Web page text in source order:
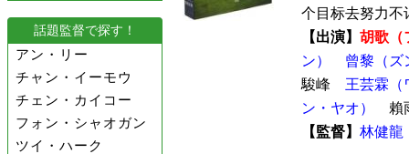
話題監督で探す！
アン・リー
チャン・イーモウ
チェン・カイコー
フォン・シャオガン
ツイ・ハーク
个目标去努力不
【出演】 胡歌（
ン）
曾黎（ズ
駿峰 王芸霖（
ン・ヤオ）
賴
【監督】 林健龍